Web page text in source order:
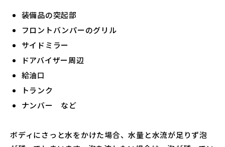
装備品の突起部
フロントバンパーのグリル
サイドミラー
ドアバイザー周辺
給油口
トランク
ナンバー など
ボディにさっと水をかけた場合、水量と水流が足りず泡